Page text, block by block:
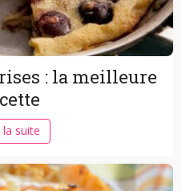
: la meilleure
la suite